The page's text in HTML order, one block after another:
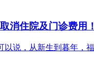
消住院及门诊费用！
说，从新生到暮年，